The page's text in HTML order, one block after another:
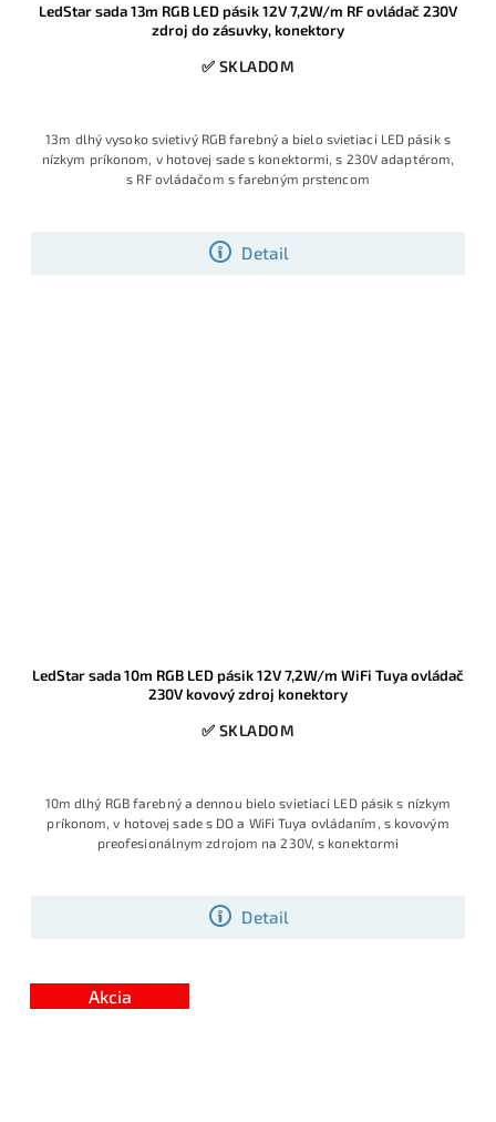
LedStar sada 13m RGB LED pásik 12V 7,2W/m RF ovládač 230V
zdroj do zásuvky, konektory
✅ SKLADOM
Detail
13m dlhý vysoko svietivý RGB farebný a bielo svietiaci LED pásik s
nízkym príkonom, v hotovej sade s konektormi, s 230V adaptérom,
s RF ovládačom s farebným prstencom
LedStar sada 10m RGB LED pásik 12V 7,2W/m WiFi Tuya ovládač
230V kovový zdroj konektory
✅ SKLADOM
Detail
10m dlhý RGB farebný a dennou bielo svietiaci LED pásik s nízkym
príkonom, v hotovej sade s DO a WiFi Tuya ovládaním, s kovovým
preofesionálnym zdrojom na 230V, s konektormi
Akcia